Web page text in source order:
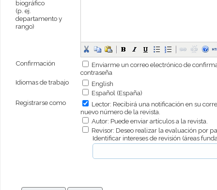
biográfico
(p. ej.
departamento y
rango)
Confirmación
Enviarme un correo electrónico de
contraseña
Idiomas de trabajo
English
Español (España)
Registrarse como
Lector: Recibirá una notificación en su
nuevo número de la revista.
Autor: Puede enviar artículos a la revista.
Revisor: Deseo realizar la evaluación por
Identificar intereses de revisión (áreas